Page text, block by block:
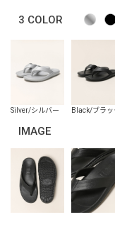
3 COLOR
IMAGE